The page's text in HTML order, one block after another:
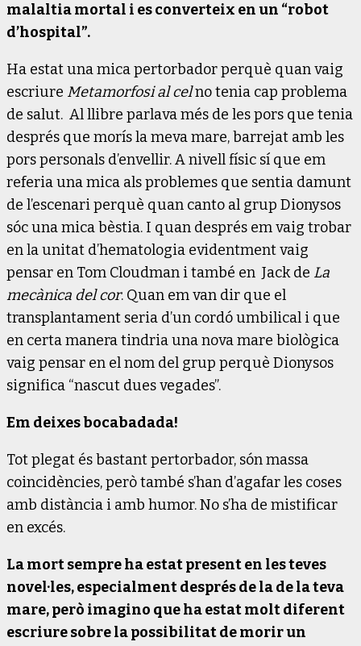
malaltia mortal i es converteix en un “robot
d’hospital”.
Ha estat una mica pertorbador perquè quan vaig
escriure Metamorfosi al celno tenia cap problema
de salut. Al llibre parlava més de les pors que tenia
després que morís la meva mare, barrejat amb les
pors personals d’envellir. A nivell físic sí que em
referia una mica als problemes que sentia damunt
de l’escenari perquè quan canto al grup Dionysos
sóc una mica bèstia. I quan després em vaig trobar
en la unitat d’hematologia evidentment vaig
pensar en Tom Cloudman i també en Jack de La
mecànica del cor. Quan em van dir que el
transplantament seria d’un cordó umbilical i que
en certa manera tindria una nova mare biològica
vaig pensar en el nom del grup perquè Dionysos
significa “nascut dues vegades”.
Em deixes bocabadada!
Tot plegat és bastant pertorbador, són massa
coincidències, però també s’han d’agafar les coses
amb distància i amb humor. No s’ha de mistificar
en excés.
La mort sempre ha estat present en les teves
novel·les, especialment després de la de la teva
mare, però imagino que ha estat molt diferent
escriure sobre la possibilitat de morir un